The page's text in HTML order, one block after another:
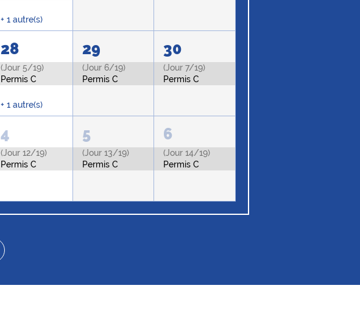
+ 1 autre(s)
28
(Jour 5/19)
Permis C
+ 1 autre(s)
29
(Jour 6/19)
Permis C
30
(Jour 7/19)
Permis C
4
(Jour 12/19)
Permis C
5
(Jour 13/19)
Permis C
6
(Jour 14/19)
Permis C